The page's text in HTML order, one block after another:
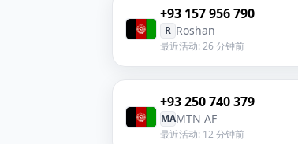
+93 157 956 790
R Roshan
最近活动: 26 分钟前
+93 250 740 379
MAMTN AF
最近活动: 12 分钟前